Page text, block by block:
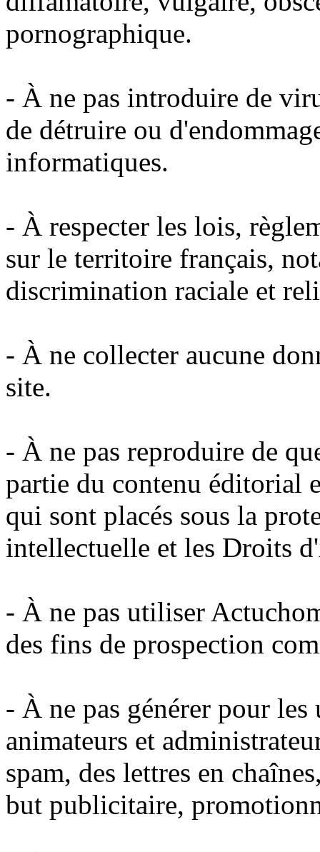
pornographique.
- À ne pas introduire de
de détruire ou
informatiques.
- À respecter les lois,
sur le territoire français,
discrimination raciale et
- À ne collecter aucune
site.
- À ne pas reproduire de
partie du contenu éditorial
qui sont placés sous la
intellectuelle et les Droits
- À ne pas utiliser
des fins de prospection
- À ne pas générer pour
animateurs et
spam, des lettres en
but publicitaire,